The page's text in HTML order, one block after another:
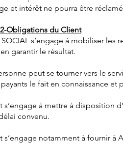
et intérêt ne pourra être
Obligations du Client
SOCIAL s’engage à mobiliser
garantir le résultat.
peut se tourner vers le
le fait en connaissance et
s’engage à mettre à disposition
convenu.
s’engage notamment à fournir à